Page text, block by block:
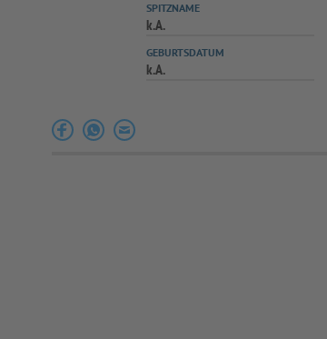
SPITZNAME
k.A.
GEBURTSDATUM
k.A.